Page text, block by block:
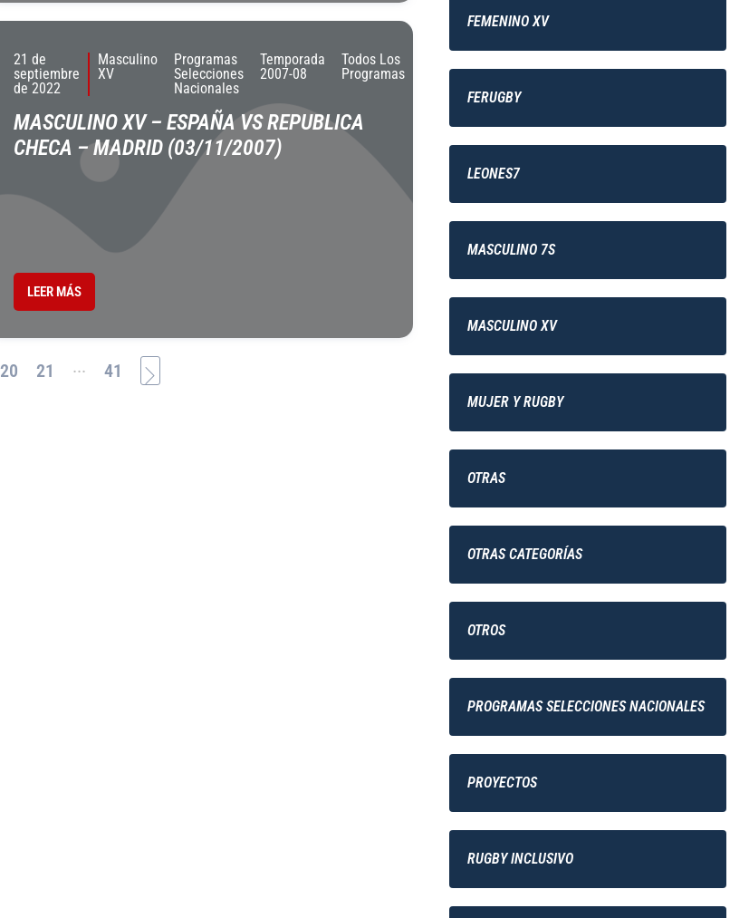
21 de
septiembre
de 2022
Masculino
XV
Programas
Selecciones
Nacionales
Temporada
2007-08
Todos Los
Programas
MASCULINO XV – ESPAÑA VS REPUBLICA
CHECA – MADRID (03/11/2007)
LEER MÁS
20 21 ... 41
FEMENINO XV
FERUGBY
LEONES7
MASCULINO 7S
MASCULINO XV
MUJER Y RUGBY
OTRAS
OTRAS CATEGORÍAS
OTROS
PROGRAMAS SELECCIONES NACIONALES
PROYECTOS
RUGBY INCLUSIVO